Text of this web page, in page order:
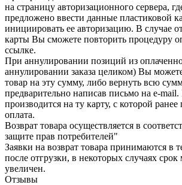
на страницу авторизационного сервера,
предложено ввести данные пластиковой
инициировать ее авторизацию. В случае
карты Вы сможете повторить процедуру
ссылке.
При аннулировании позиций из
аннулировании заказа целиком) Вы можете
товар на эту сумму, либо вернуть всю
предварительно написав письмо на e-mail.
производится на ту карту, с которой ранее
оплата.
Возврат товара осуществляется в
защите прав потребителей"
Заявки на возврат товара принимаются в
после отгрузки, в некоторых случаях
увеличен.
Отзывы